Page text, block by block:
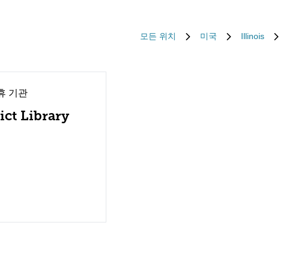
모든 위치 미국 Illinois
기관
Library